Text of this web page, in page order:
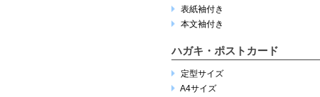
表紙袖付き
本文袖付き
ハガキ・ポストカード
定型サイズ
A4サイズ